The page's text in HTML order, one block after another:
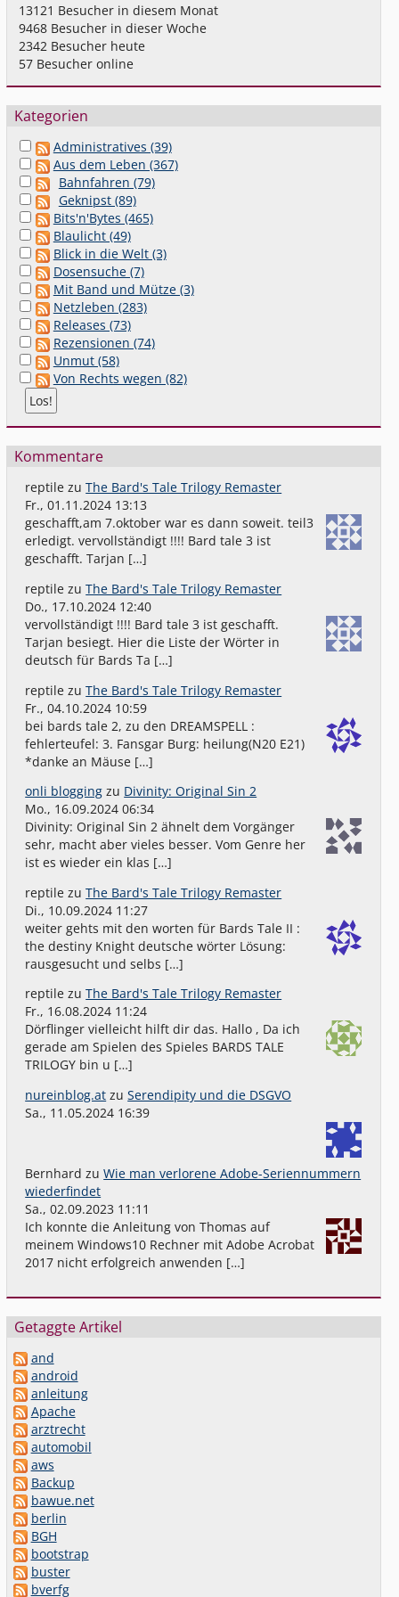
13121 Besucher in diesem Monat
9468 Besucher in dieser Woche
2342 Besucher heute
57 Besucher online
Kategorien
Administratives (39)
Aus dem Leben (367)
Bahnfahren (79)
Geknipst (89)
Bits'n'Bytes (465)
Blaulicht (49)
Blick in die Welt (3)
Dosensuche (7)
Mit Band und Mütze (3)
Netzleben (283)
Releases (73)
Rezensionen (74)
Unmut (58)
Von Rechts wegen (82)
Kommentare
reptile zuThe Bard's Tale Trilogy Remaster
Fr., 01.11.2024 13:13
geschafft,am 7.oktober war es dann soweit. teil3
erledigt. vervollständigt !!!! Bard tale 3 ist
geschafft. Tarjan […]
reptile zuThe Bard's Tale Trilogy Remaster
Do., 17.10.2024 12:40
vervollständigt !!!! Bard tale 3 ist geschafft.
Tarjan besiegt. Hier die Liste der Wörter in
deutsch für Bards Ta […]
reptile zuThe Bard's Tale Trilogy Remaster
Fr., 04.10.2024 10:59
bei bards tale 2, zu den DREAMSPELL :
fehlerteufel: 3. Fansgar Burg: heilung(N20 E21)
*danke an Mäuse […]
onli blogging zu Divinity: Original Sin 2
Mo., 16.09.2024 06:34
Divinity: Original Sin 2 ähnelt dem Vorgänger
sehr, macht aber vieles besser. Vom Genre her
ist es wieder ein klas […]
reptile zuThe Bard's Tale Trilogy Remaster
Di., 10.09.2024 11:27
weiter gehts mit den worten für Bards Tale II :
the destiny Knight deutsche wörter Lösung:
rausgesucht und selbs […]
reptile zuThe Bard's Tale Trilogy Remaster
Fr., 16.08.2024 11:24
Dörflinger vielleicht hilft dir das. Hallo , Da ich
gerade am Spielen des Spieles BARDS TALE
TRILOGY bin u […]
nureinblog.at zuSerendipity und die DSGVO
Sa., 11.05.2024 16:39
Bernhard zuWie man verlorene Adobe-Seriennummern
wiederfindet
Sa., 02.09.2023 11:11
Ich konnte die Anleitung von Thomas auf
meinem Windows10 Rechner mit Adobe Acrobat
2017 nicht erfolgreich anwenden […]
Getaggte Artikel
and
android
anleitung
Apache
arztrecht
automobil
aws
Backup
bawue.net
berlin
BGH
bootstrap
buster
bverfg